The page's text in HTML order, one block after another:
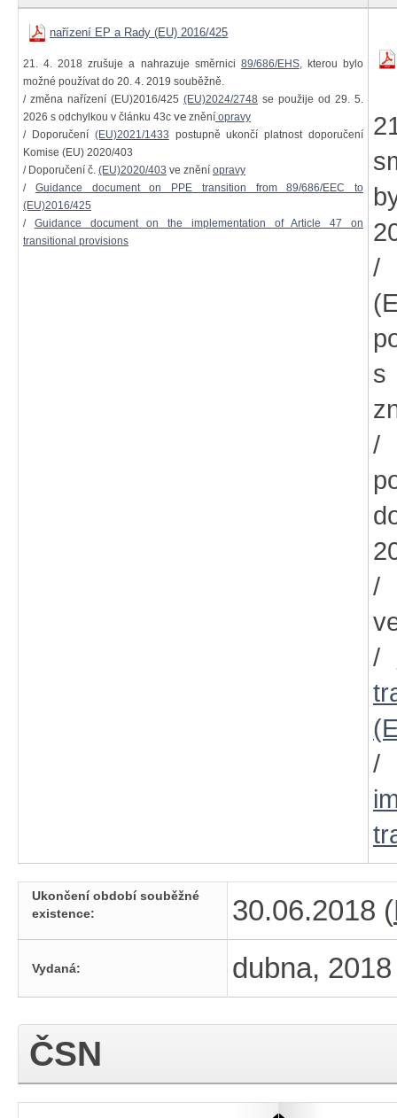
nařízení EP a Rady (EU) 2016/425
21. 4. 2018 zrušuje a nahrazuje směrnici 89/686/EHS, kterou bylo
možné používat do 20. 4. 2019 souběžně.
/ změna nařízení (EU)2016/425 (EU)2024/2748 se použije od 29. 5.
2026 s odchylkou v článku 43c ve znění opravy
/ Doporučení (EU)2021/1433 postupně ukončí platnost doporučení
Komise (EU) 2020/403
/ Doporučení č. (EU)2020/403 ve znění opravy
/ Guidance document on PPE transition from 89/686/EEC to
(EU)2016/425
/ Guidance document on the implementation of Article 47 on
transitional provisions
/
s
/
/
/
Ukončení období souběžné
existence:
30.06.2018 (
Vydaná: dubna, 2018
ČSN